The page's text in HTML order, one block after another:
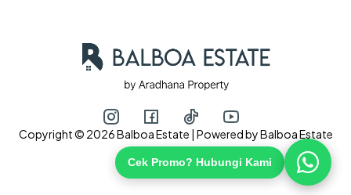
Copyright © 2026 Balboa Estate | Powered by Balboa Estate
Cek Promo? Hubungi Kami